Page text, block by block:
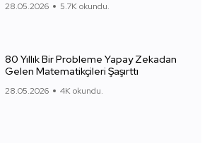
28.05.2026 5.7K okundu.
80 Yıllık Bir Probleme Yapay Zekadan
Gelen Matematikçileri Şaşırttı
28.05.2026 4K okundu.